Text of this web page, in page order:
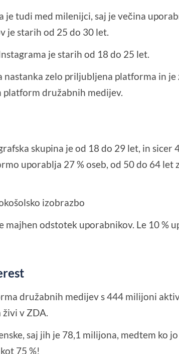
tudi med milenijci, saj je večina
je starih od 25 do 30 let.
je starih od 18 do 25 let.
nastanka zelo priljubljena platforma in
družabnih medijev.
skupina je od 18 do 29 let, in sicer
uporablja 27 % oseb, od 50 do 64 let z
izobrazbo
majhen odstotek uporabnikov. Le 10 %
družabnih medijev s 444 milijoni
v ZDA.
saj jih je 78,1 milijona, medtem ko
75 %!